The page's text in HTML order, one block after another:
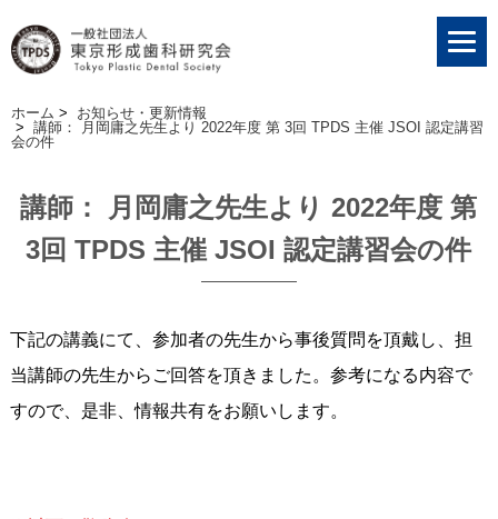
ホーム > お知らせ・更新情報
> 講師： 月岡庸之先生より 2022年度 第 3回 TPDS 主催 JSOI 認定講習
会の件
講師： 月岡庸之先生より 2022年度 第
3回 TPDS 主催 JSOI 認定講習会の件
下記の講義にて、参加者の先生から事後質問を頂戴し、担
当講師の先生からご回答を頂きました。参考になる内容で
すので、是非、情報共有をお願いします。